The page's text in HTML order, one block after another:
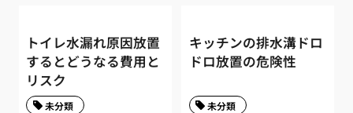
トイレ水漏れ原因放置
するとどうなる費用と
リスク
未分類
キッチンの排水溝ドロ
ドロ放置の危険性
未分類